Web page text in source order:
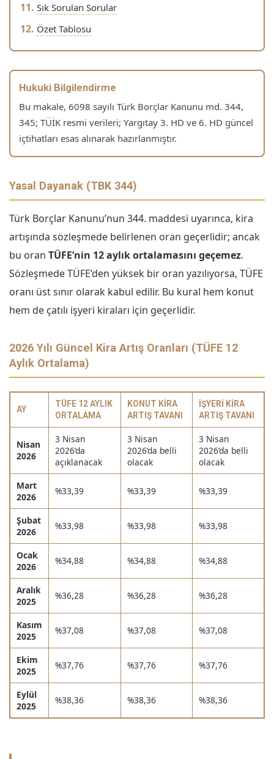
Sık Sorulan Sorular
Özet Tablosu
Hukuki Bilgilendirme
Bu makale, 6098 sayılı Türk Borçlar Kanunu md. 344,
345; TÜİK resmi verileri; Yargıtay 3. HD ve 6. HD güncel
içtihatları esas alınarak hazırlanmıştır.
Yasal Dayanak (TBK 344)
Türk Borçlar Kanunu’nun 344. maddesi uyarınca, kira
artışında sözleşmede belirlenen oran geçerlidir; ancak
bu oran TÜFE’nin 12 aylık ortalamasını geçemez.
Sözleşmede TÜFE’den yüksek bir oran yazılıyorsa, TÜFE
oranı üst sınır olarak kabul edilir. Bu kural hem konut
hem de çatılı işyeri kiraları için geçerlidir.
2026 Yılı Güncel Kira Artış Oranları (TÜFE 12
Aylık Ortalama)
AY
TÜFE 12 AYLIK
ORTALAMA
KONUT KIRA
ARTIŞ TAVANI
İŞYERI KIRA
ARTIŞ TAVANI
Nisan
2026
3 Nisan
2026’da
açıklanacak
3 Nisan
2026’da belli
olacak
3 Nisan
2026’da belli
olacak
Mart
2026
%33,39 %33,39 %33,39
Şubat
2026
%33,98 %33,98 %33,98
Ocak
2026
%34,88 %34,88 %34,88
Aralık
2025
%36,28 %36,28 %36,28
Kasım
2025
%37,08 %37,08 %37,08
Ekim
2025
%37,76 %37,76 %37,76
Eylül
2025
%38,36 %38,36 %38,36